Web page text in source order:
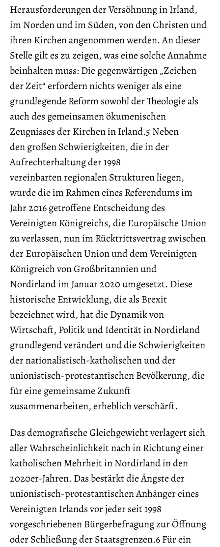
Herausforderungen der Versöhnung in Irland,
im Norden und im Süden, von den Christen und
ihren Kirchen angenommen werden. An dieser
Stelle gilt es zu zeigen, was eine solche Annahme
beinhalten muss: Die gegenwärtigen „Zeichen
der Zeit“ erfordern nichts weniger als eine
grundlegende Reform sowohl der Theologie als
auch des gemeinsamen ökumenischen
Zeugnisses der Kirchen in Irland.5 Neben
den großen Schwierigkeiten, die in der
Aufrechterhaltung der 1998
vereinbarten regionalen Strukturen liegen,
wurde die im Rahmen eines Referendums im
Jahr 2016 getroffene Entscheidung des
Vereinigten Königreichs, die Europäische Union
zu verlassen, nun im Rücktrittsvertrag zwischen
der Europäischen Union und dem Vereinigten
Königreich von Großbritannien und
Nordirland im Januar 2020 umgesetzt. Diese
historische Entwicklung, die als Brexit
bezeichnet wird, hat die Dynamik von
Wirtschaft, Politik und Identität in Nordirland
grundlegend verändert und die Schwierigkeiten
der nationalistisch-katholischen und der
unionistisch-protestantischen Bevölkerung, die
für eine gemeinsame Zukunft
zusammenarbeiten, erheblich verschärft.
Das demografische Gleichgewicht verlagert sich
aller Wahrscheinlichkeit nach in Richtung einer
katholischen Mehrheit in Nordirland in den
2020er-Jahren. Das bestärkt die Ängste der
unionistisch-protestantischen Anhänger eines
Vereinigten Irlands vor jeder seit 1998
vorgeschriebenen Bürgerbefragung zur Öffnung
oder Schließung der Staatsgrenzen.6 Für ein